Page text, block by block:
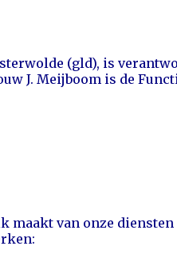
(gld), is
J. Meijboom is de
van onze